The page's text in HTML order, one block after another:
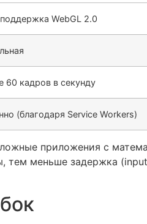
WebGL 2.0
60 кадров в секунду
(благодаря Service Workers)
приложения с
тем меньше задержка